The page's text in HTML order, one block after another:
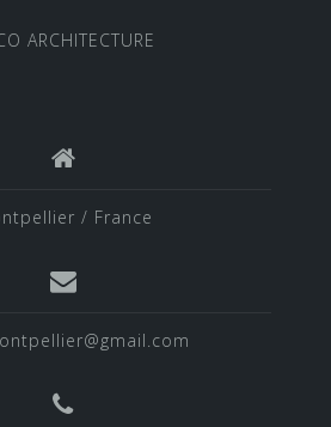
/ France